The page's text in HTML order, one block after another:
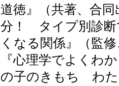
道徳』（共著、合同
分！ タイプ別診
くなる関係』（監
『心理学でよくわ
の子のきもち わた